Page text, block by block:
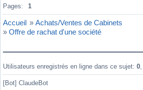
Hors ligne
Pages: 1
Accueil » Achats/Ventes de Cabinets
» Offre de rachat d'une société
Utilisateurs enregistrés en ligne dans ce sujet: 0
[Bot] ClaudeBot